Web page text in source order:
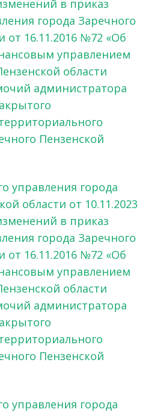
в приказ
города Заречного
от 16.11.2016 №72 «Об
управлением
области
администратора
Пензенской
управления города
области от 10.11.2023
в приказ
города Заречного
от 16.11.2016 №72 «Об
управлением
области
администратора
Пензенской
управления города